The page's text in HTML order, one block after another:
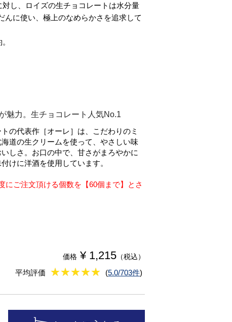
し、ロイズの生チョコレートは水分量
んに使い、極上のなめらかさを追求して
魅力。生チョコレート人気No.1
の代表作［オーレ］は、こだわりのミ
道の生クリームを使って、やさしい味
しさ。お口の中で、甘さがまろやかに
けに洋酒を使用しています。
にご注文頂ける個数を【60個まで】とさ
価格 ¥ 1,215 （税込）
平均評価 ★★★★★
★★★★★ (5.0/703件)